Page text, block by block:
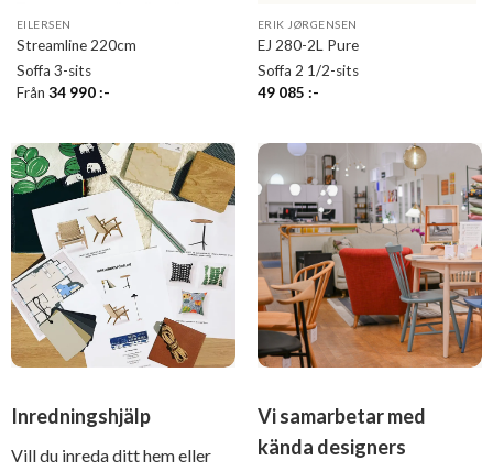
EILERSEN
Streamline 220cm
Soffa 3-sits
Från 34 990:-
ERIK JØRGENSEN
EJ 280-2L Pure
Soffa 2 1/2-sits
49 085 :-
Inredningshjälp
Vill du inreda ditt hem eller
Vi samarbetar med
kända designers